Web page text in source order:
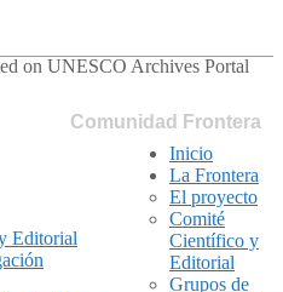
Comunidad Frontera
Editorial
Inicio
La Frontera
El proyecto
Comité
Científico y
Editorial
Grupos de